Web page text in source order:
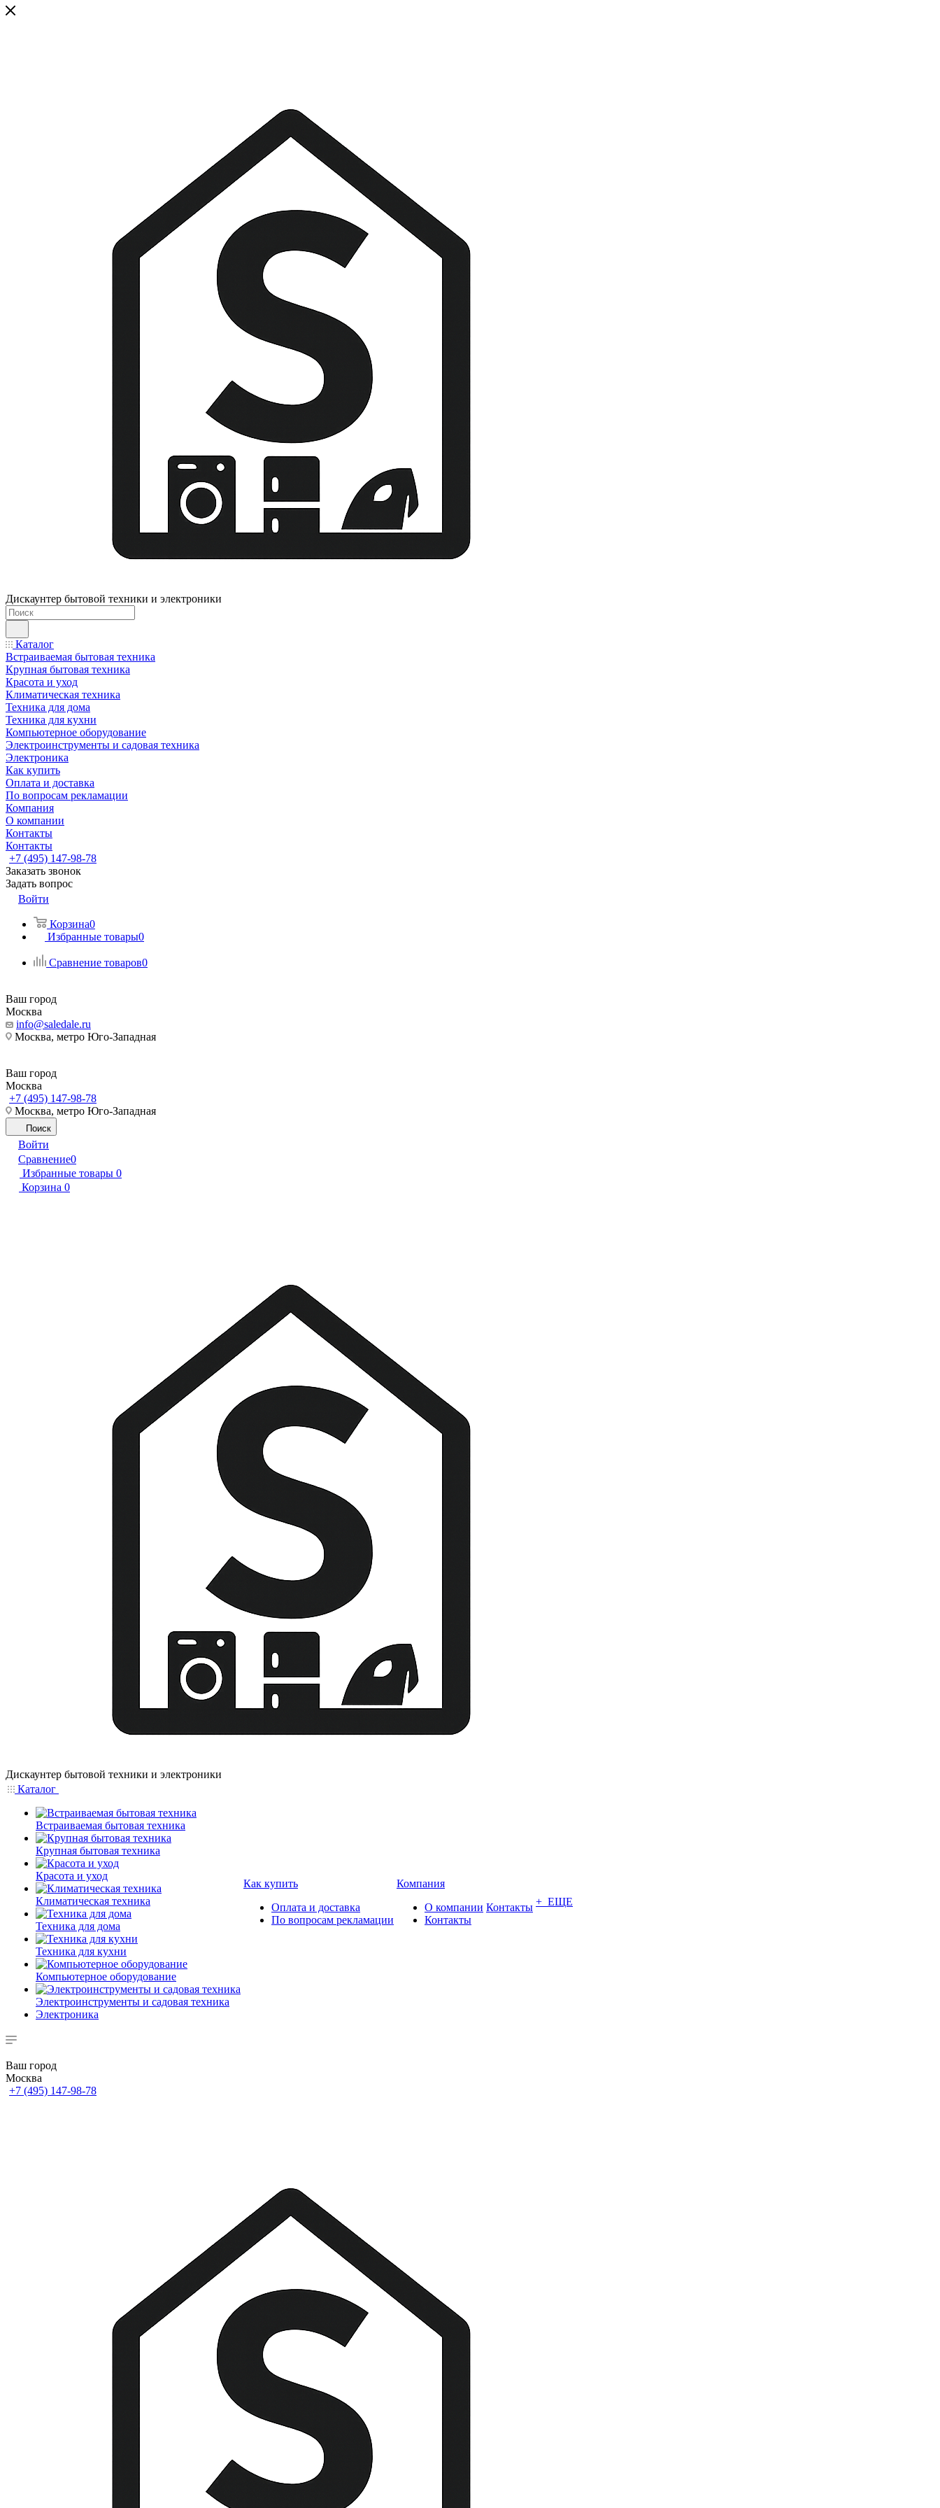
Дискаунтер бытовой техники и электроники
Каталог
Встраиваемая бытовая техника
Крупная бытовая техника
Красота и уход
Климатическая техника
Техника для дома
Техника для кухни
Компьютерное оборудование
Электроинструменты и садовая техника
Электроника
Как купить
Оплата и доставка
По вопросам рекламации
Компания
О компании
Контакты
Контакты
+7 (495) 147-98-78
Заказать звонок
Задать вопрос
Войти
Корзина0
Избранные товары0
Сравнение товаров0
Ваш город
Москва
info@saledale.ru
Москва, метро Юго-Западная
Ваш город
Москва
+7 (495) 147-98-78
Москва, метро Юго-Западная
Поиск
Войти
Сравнение0
Избранные товары 0
Корзина 0
Дискаунтер бытовой техники и электроники
Каталог
Встраиваемая бытовая техника
Крупная бытовая техника
Красота и уход
Климатическая техника
Техника для дома
Техника для кухни
Компьютерное оборудование
Электроинструменты и садовая техника
Электроника
Как купить
Оплата и доставка
По вопросам рекламации
Компания
О компании
Контакты
Контакты + ЕЩЕ
Ваш город
Москва
+7 (495) 147-98-78